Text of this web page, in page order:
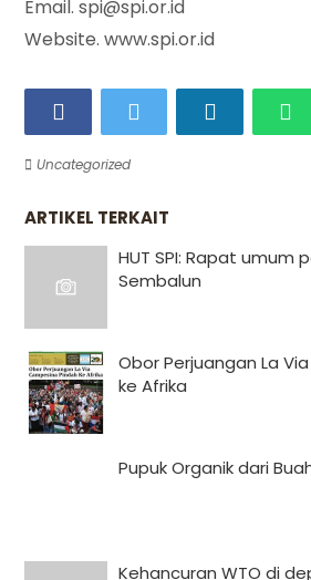
Email. spi@spi.or.id
Website. www.spi.or.id
Uncategorized
ARTIKEL TERKAIT
HUT SPI: Rapat umum
Sembalun
Obor Perjuangan La
ke Afrika
Pupuk Organik dari
Kehancuran WTO di